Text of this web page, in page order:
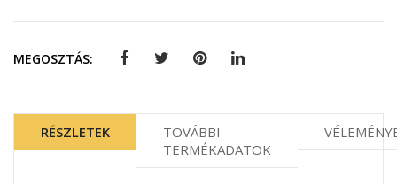
MEGOSZTÁS:
RÉSZLETEK
TOVÁBBI
TERMÉKADATOK